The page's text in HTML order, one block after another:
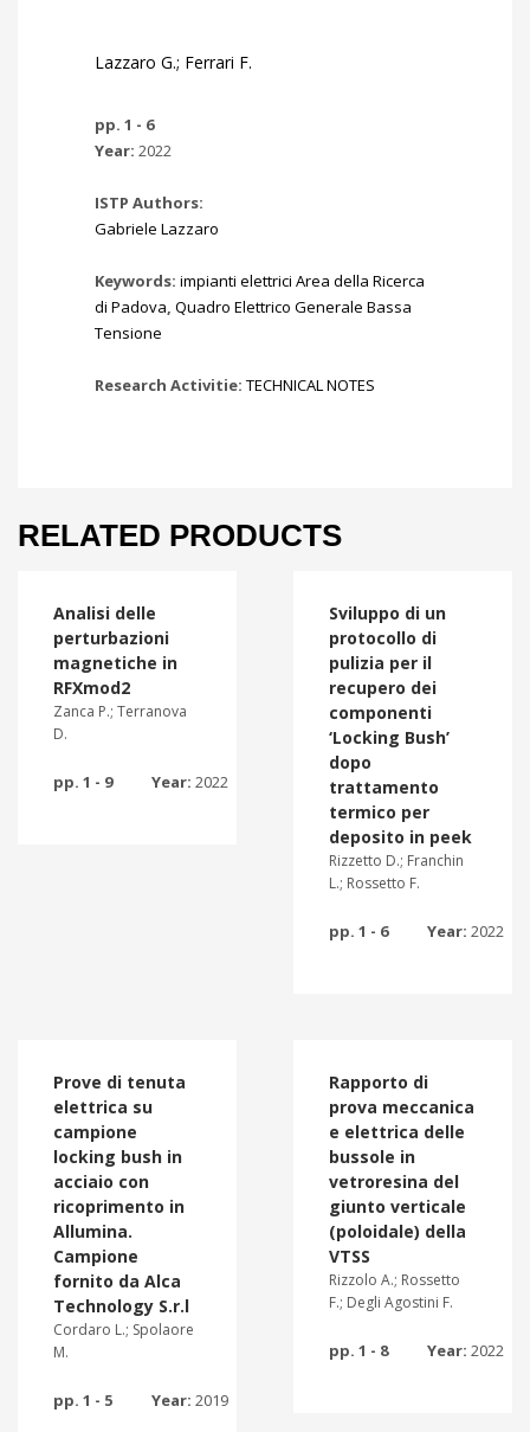
Lazzaro G.; Ferrari F.
pp. 1 - 6
Year: 2022
ISTP Authors:
Gabriele Lazzaro
Keywords: impianti elettrici Area della Ricerca
di Padova, Quadro Elettrico Generale Bassa
Tensione
Research Activitie: TECHNICAL NOTES
RELATED PRODUCTS
Analisi delle
perturbazioni
magnetiche in
RFXmod2
Zanca P.; Terranova
D.
pp. 1 - 9 Year: 2022
Sviluppo di un
protocollo di
pulizia per il
recupero dei
componenti
‘Locking Bush’
dopo
trattamento
termico per
deposito in peek
Rizzetto D.; Franchin
L.; Rossetto F.
pp. 1 - 6 Year: 2022
Prove di tenuta
elettrica su
campione
locking bush in
acciaio con
ricoprimento in
Allumina.
Campione
fornito da Alca
Technology S.r.l
Cordaro L.; Spolaore
M.
pp. 1 - 5 Year: 2019
Rapporto di
prova meccanica
e elettrica delle
bussole in
vetroresina del
giunto verticale
(poloidale) della
VTSS
Rizzolo A.; Rossetto
F.; Degli Agostini F.
pp. 1 - 8 Year: 2022